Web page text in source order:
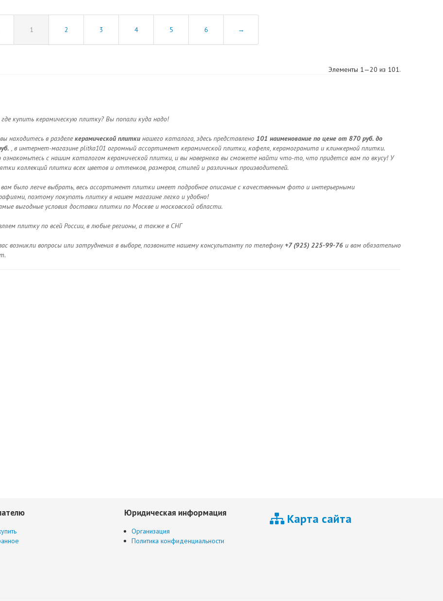
1 2 3 4 5 6 →
Элементы 1—20 из 101.
купить керамическую плитку? Вы попали куда надо!
находитесь в разделекерамической плитки нашего каталога, здесь представлено 101 наименование по цене от 870 руб. до
, в интернет-магазине plitka101 огромный ассортимент керамической плитки, кафеля, керамогранита и клинкерной плитки.
ознакомьтесь с нашим каталогом керамической плитки, и вы наверняка вы сможете найти что-то, что придется вам по вкусу! У
коллекций плитки всех цветов и оттенков, размеров, стилей и различных производителей.
было легче выбрать, весь ассортимент плитки имеет подробное описание с качественным фото и интерьерными
поэтому покупать плитку в нашем магазине легко и удобно!
выгодные условия доставки плитки по Москве и московской области.
плитку по всей России, в любые регионы, а также в СНГ
возникли вопросы или затруднения в выборе, позвоните нашему консультанту по телефону+7 (925) 225-99-76 и вам обязательно
Юридическая информация
Организация
Политика конфиденциальности
Карта сайта